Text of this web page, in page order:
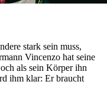
stark sein muss,
Vincenzo hat seine
als sein Körper ihn
ihm klar: Er braucht